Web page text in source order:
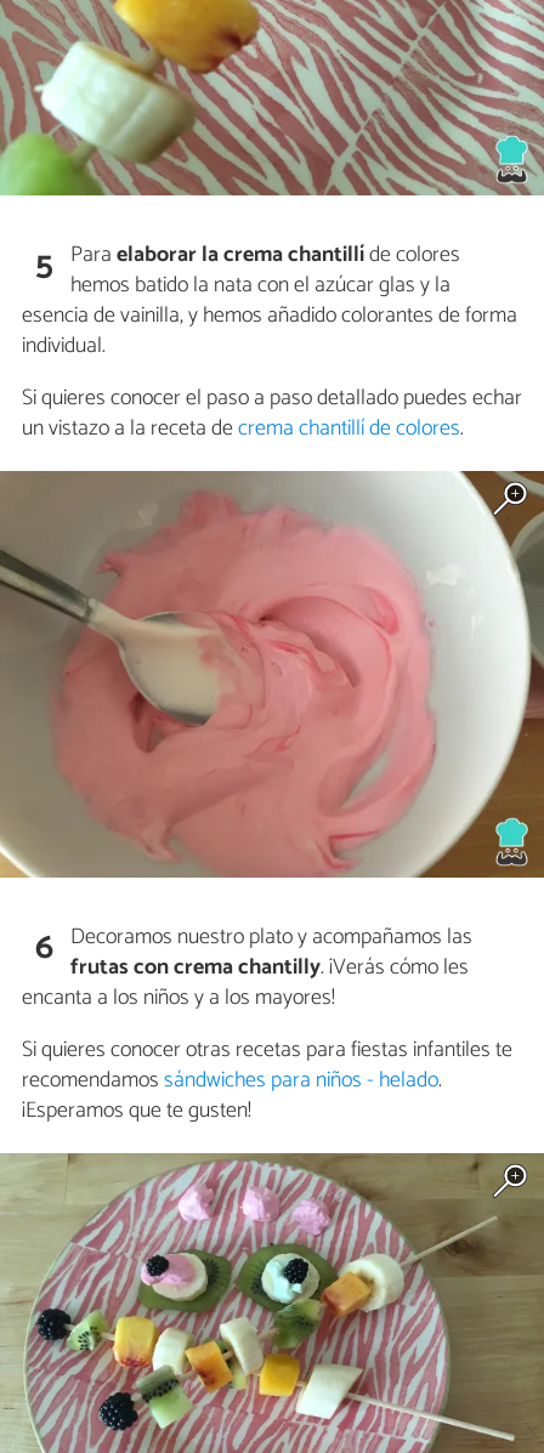
5 Paraelaborar la crema chantillíde colores
hemos batido la nata con el azúcar glas y la
esencia de vainilla, y hemos añadido colorantes de forma
individual.
Si quieres conocer el paso a paso detallado puedes echar
un vistazo a la receta decrema chantillí de colores.
6 Decoramos nuestro plato y acompañamos las
frutas con crema chantilly. ¡Verás cómo les
encanta a los niños y a los mayores!
Si quieres conocer otras recetas para fiestas infantiles te
recomendamossándwiches para niños - helado.
¡Esperamos que te gusten!